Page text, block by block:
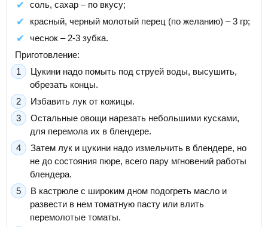
соль, сахар – по вкусу;
красный, черный молотый перец (по желанию) – 3 гр;
чеснок – 2-3 зубка.
Приготовление:
Цукини надо помыть под струей воды, высушить,
обрезать концы.
Избавить лук от кожицы.
Остальные овощи нарезать небольшими кусками,
для перемола их в блендере.
Затем лук и цукини надо измельчить в блендере, но
не до состояния пюре, всего пару мгновений работы
блендера.
В кастрюле с широким дном подогреть масло и
развести в нем томатную пасту или влить
перемолотые томаты.